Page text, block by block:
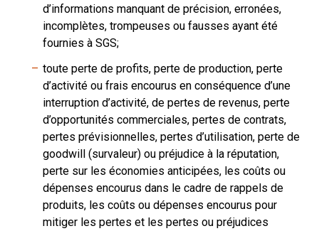
d’informations manquant de précision, erronées,
incomplètes, trompeuses ou fausses ayant été
fournies à SGS;
toute perte de profits, perte de production, perte
d’activité ou frais encourus en conséquence d’une
interruption d’activité, de pertes de revenus, perte
d’opportunités commerciales, pertes de contrats,
pertes prévisionnelles, pertes d’utilisation, perte de
goodwill (survaleur) ou préjudice à la réputation,
perte sur les économies anticipées, les coûts ou
dépenses encourus dans le cadre de rappels de
produits, les coûts ou dépenses encourus pour
mitiger les pertes et les pertes ou préjudices